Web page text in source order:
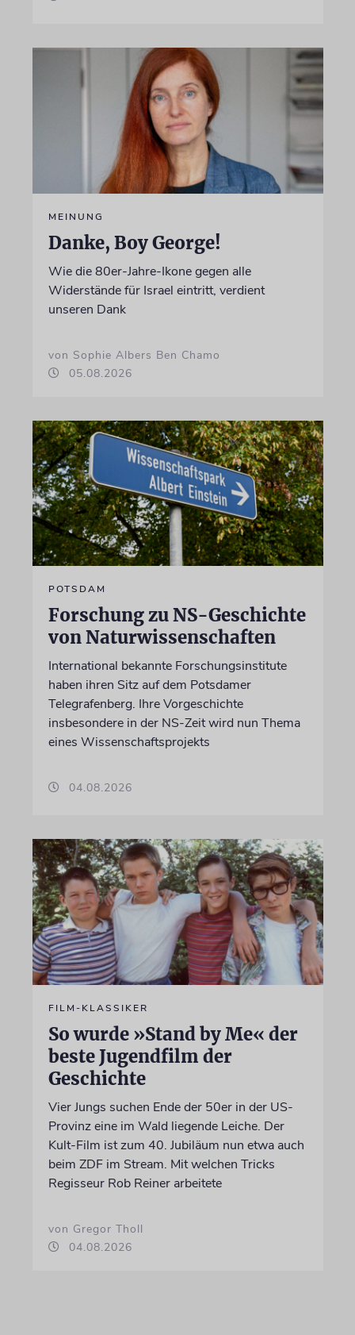
MEINUNG
Danke, Boy George!
Wie die 80er-Jahre-Ikone gegen alle
Widerstände für Israel eintritt, verdient
unseren Dank
von Sophie Albers Ben Chamo
05.08.2026
POTSDAM
Forschung zu NS-Geschichte
von Naturwissenschaften
International bekannte Forschungsinstitute
haben ihren Sitz auf dem Potsdamer
Telegrafenberg. Ihre Vorgeschichte
insbesondere in der NS-Zeit wird nun Thema
eines Wissenschaftsprojekts
04.08.2026
FILM-KLASSIKER
So wurde »Stand by Me« der
beste Jugendfilm der
Geschichte
Vier Jungs suchen Ende der 50er in der US-
Provinz eine im Wald liegende Leiche. Der
Kult-Film ist zum 40. Jubiläum nun etwa auch
beim ZDF im Stream. Mit welchen Tricks
Regisseur Rob Reiner arbeitete
von Gregor Tholl
04.08.2026